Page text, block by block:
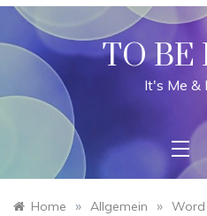
Skip
content
TO BE
It's Me &
Home » Allgemein » Word